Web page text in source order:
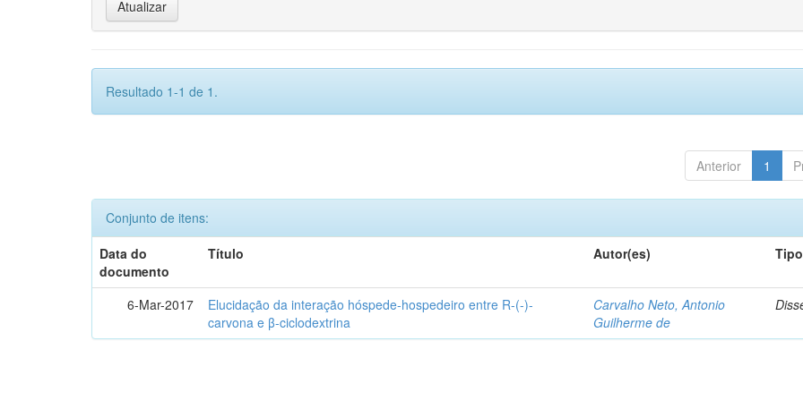
Resultado 1-1 de 1.
Anterior 1
Conjunto de itens:
Data do
documento
Título Autor(es) Tipo
6-Mar-2017
Elucidação da interação hóspede-hospedeiro entre R-(-)-
carvona e β-ciclodextrina
Carvalho Neto, Antonio
Guilherme de